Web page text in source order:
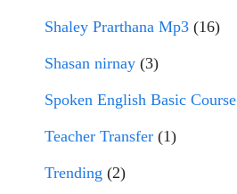
Shaley Prarthana Mp3 (16)
Shasan nirnay (3)
Spoken English Basic Course
Teacher Transfer (1)
Trending (2)